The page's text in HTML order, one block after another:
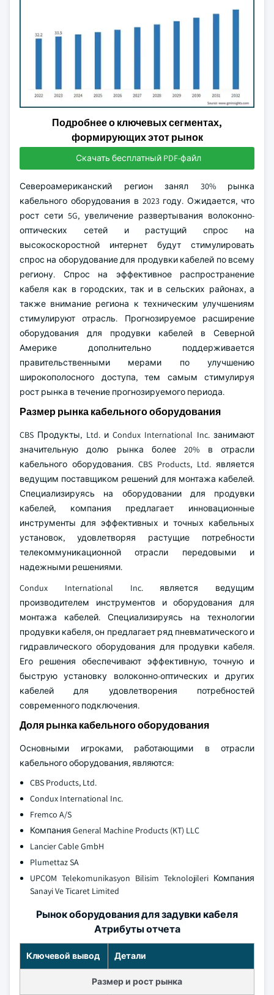
Подробнее о ключевых сегментах,
формирующих этот рынок
Скачать бесплатный PDF-файл
Североамериканский регион занял 30% рынка
кабельного оборудования в 2023 году. Ожидается, что
рост сети 5G, увеличение развертывания волоконно-
оптических сетей и растущий спрос на
высокоскоростной интернет будут стимулировать
спрос на оборудование для продувки кабелей по всему
региону. Спрос на эффективное распространение
кабеля как в городских, так и в сельских районах, а
также внимание региона к техническим улучшениям
стимулируют отрасль. Прогнозируемое расширение
оборудования для продувки кабелей в Северной
Америке дополнительно поддерживается
правительственными мерами по улучшению
широкополосного доступа, тем самым стимулируя
рост рынка в течение прогнозируемого периода.
Размер рынка кабельного оборудования
CBS Продукты, Ltd. и Condux International Inc. занимают
значительную долю рынка более 20% в отрасли
кабельного оборудования. CBS Products, Ltd. является
ведущим поставщиком решений для монтажа кабелей.
Специализируясь на оборудовании для продувки
кабелей, компания предлагает инновационные
инструменты для эффективных и точных кабельных
установок, удовлетворяя растущие потребности
телекоммуникационной отрасли передовыми и
надежными решениями.
Condux International Inc. является ведущим
производителем инструментов и оборудования для
монтажа кабелей. Специализируясь на технологии
продувки кабеля, он предлагает ряд пневматического и
гидравлического оборудования для продувки кабеля.
Его решения обеспечивают эффективную, точную и
быструю установку волоконно-оптических и других
кабелей для удовлетворения потребностей
современного подключения.
Доля рынка кабельного оборудования
Основными игроками, работающими в отрасли
кабельного оборудования, являются:
CBS Products, Ltd.
Condux International Inc.
Fremco A/S
Компания General Machine Products (KT) LLC
Lancier Cable GmbH
Plumettaz SA
UPCOM Telekomunikasyon Bilisim Teknolojileri Компания
Sanayi Ve Ticaret Limited
Рынок оборудования для задувки кабеля
Атрибуты отчета
Ключевой вывод Детали
Размер и рост рынка